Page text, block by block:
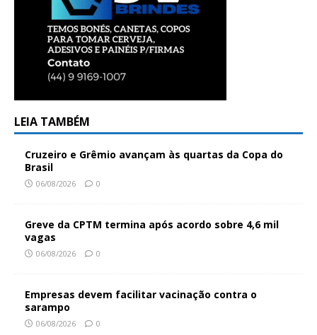
LEIA TAMBÉM
Cruzeiro e Grêmio avançam às quartas da Copa do
Brasil
06/08/2026 0
Greve da CPTM termina após acordo sobre 4,6 mil
vagas
06/08/2026 0
Empresas devem facilitar vacinação contra o
sarampo
06/08/2026 0